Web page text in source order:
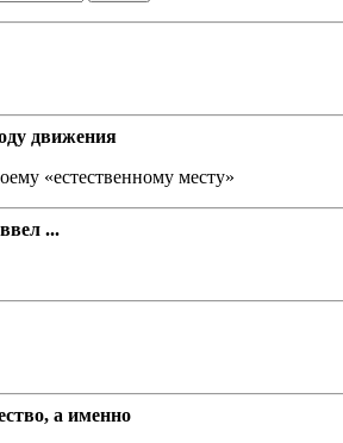
движения
«естественному месту»
...
а именно